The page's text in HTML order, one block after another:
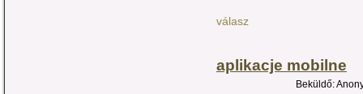
válasz
aplikacje mobilne
Beküldő: